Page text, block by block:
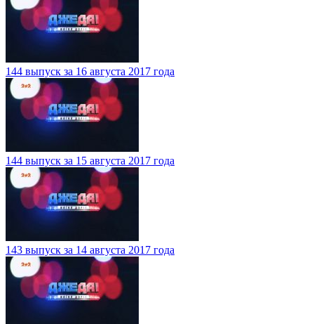
144 выпуск за 16 августа 2017 года
144 выпуск за 15 августа 2017 года
143 выпуск за 14 августа 2017 года